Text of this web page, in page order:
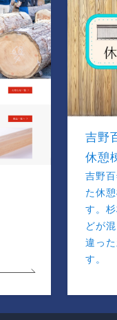
吉野
休憩
吉野
た休
す。
どが
違っ
す。